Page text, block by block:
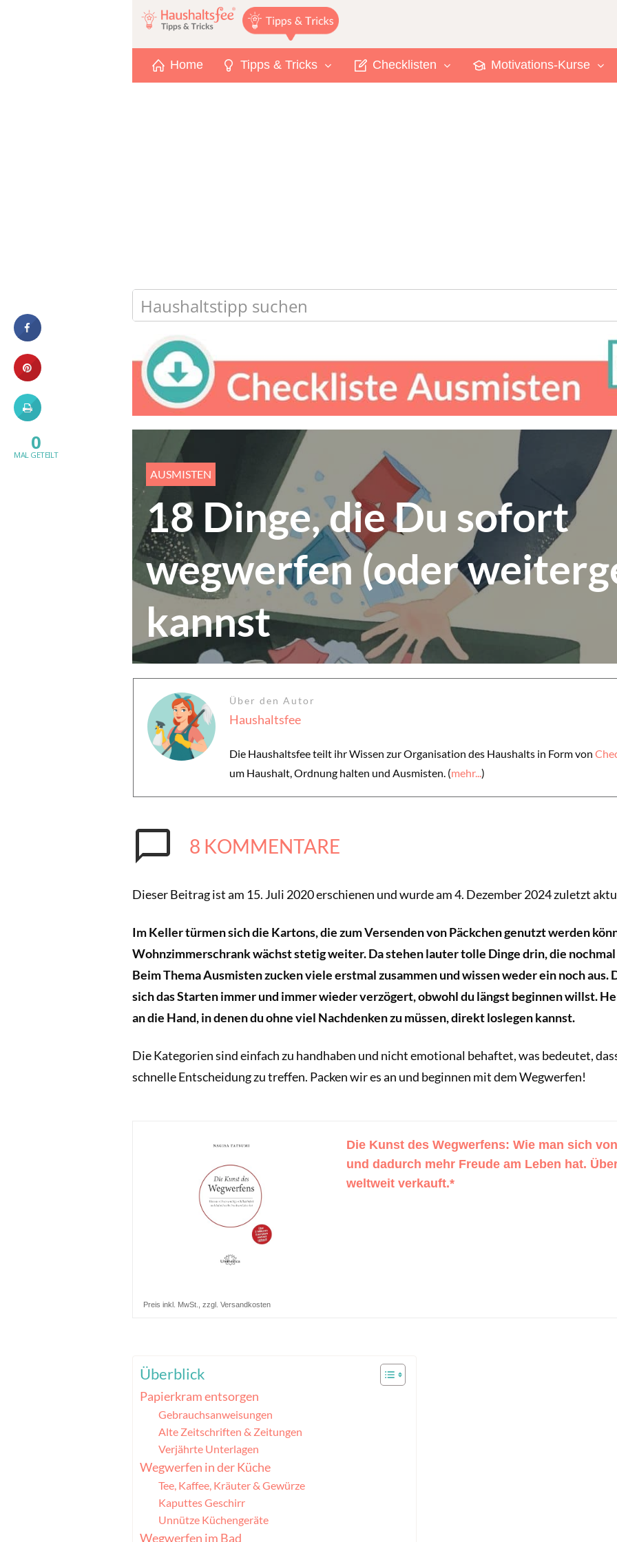
Home Tipps & Tricks Checklisten Motivations-Kurse
AUSMISTEN
18 Dinge, die Du sofort
wegwerfen (oder
kannst
Über den Autor
Haushaltsfee
Die Haushaltsfee teilt ihr Wissen zur Organisation des Haushalts in Form von
um Haushalt, Ordnung halten und Ausmisten. (mehr...)
8 KOMMENTARE
Dieser Beitrag ist am 15. Juli 2020 erschienen und wurde am 4. Dezember 2024 zuletzt
Im Keller türmen sich die Kartons, die zum Versenden von Päckchen genutzt werden
Wohnzimmerschrank wächst stetig weiter. Da stehen lauter tolle Dinge drin, die
Beim Thema Ausmisten zucken viele erstmal zusammen und wissen weder ein noch aus.
sich das Starten immer und immer wieder verzögert, obwohl du längst beginnen willst.
an die Hand, in denen du ohne viel Nachdenken zu müssen, direkt loslegen kannst.
Die Kategorien sind einfach zu handhaben und nicht emotional behaftet, was bedeutet,
schnelle Entscheidung zu treffen. Packen wir es an und beginnen mit dem Wegwerfen!
Die Kunst des Wegwerfens: Wie man sich
und dadurch mehr Freude am Leben hat.
weltweit verkauft.*
Preis inkl. MwSt., zzgl. Versandkosten
Überblick
Papierkram entsorgen
Gebrauchsanweisungen
Alte Zeitschriften & Zeitungen
Verjährte Unterlagen
Wegwerfen in der Küche
Tee, Kaffee, Kräuter & Gewürze
Kaputtes Geschirr
Unnütze Küchengeräte
Wegwerfen im Bad
0
MAL GETEILT